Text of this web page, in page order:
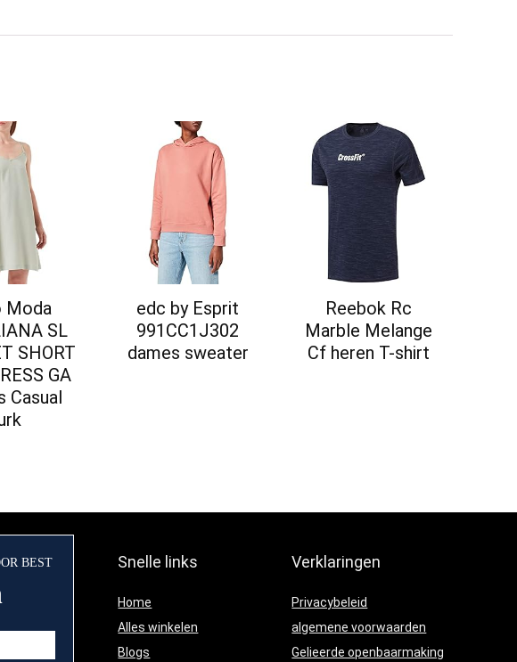
Moda
SL
SHORT
GA
Casual
edc by Esprit
991CC1J302
dames sweater
Reebok Rc
Marble Melange
Cf heren T-shirt
BEST Snelle links
Home
Alles winkelen
Blogs
Verklaringen
Privacybeleid
algemene voorwaarden
Gelieerde openbaarmaking